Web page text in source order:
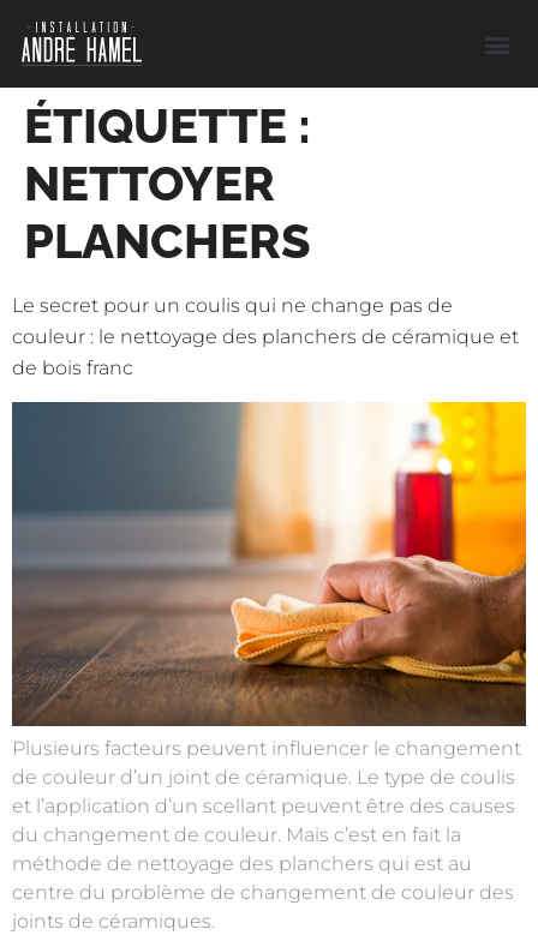
ÉTIQUETTE :
NETTOYER
PLANCHERS
Le secret pour un coulis qui ne change pas de
couleur : le nettoyage des planchers de céramique et
de bois franc
Plusieurs facteurs peuvent influencer le changement
de couleur d’un joint de céramique. Le type de coulis
et l’application d’un scellant peuvent être des causes
du changement de couleur. Mais c’est en fait la
méthode de nettoyage des planchers qui est au
centre du problème de changement de couleur des
joints de céramiques.